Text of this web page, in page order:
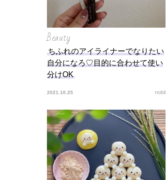
Beauty
ちふれのアイライナーでなりたい
自分になろ♡目的に合わせて使い
分けOK
2021.10.25 nobii